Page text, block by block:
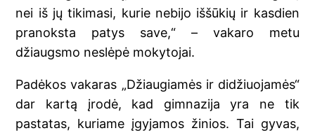
nei iš jų tikimasi, kurie nebijo iššūkių ir kasdien
pranoksta patys save,“ – vakaro metu
džiaugsmo neslėpė mokytojai.
Padėkos vakaras „Džiaugiamės ir didžiuojamės“
dar kartą įrodė, kad gimnazija yra ne tik
pastatas, kuriame įgyjamos žinios. Tai gyvas,